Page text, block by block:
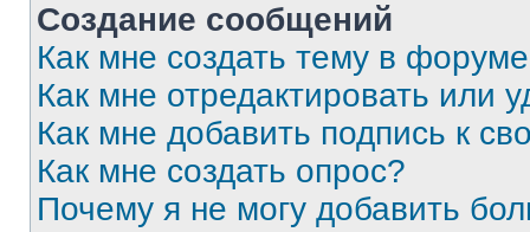
Создание сообщений
Как мне создать тему в
Как мне отредактировать или
Как мне добавить подпись к
Как мне создать опрос?
Почему я не могу добавить